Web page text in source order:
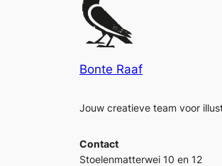
Bonte Raaf
Jouw creatieve team voor
Contact
Stoelenmatterwei 10 en 12